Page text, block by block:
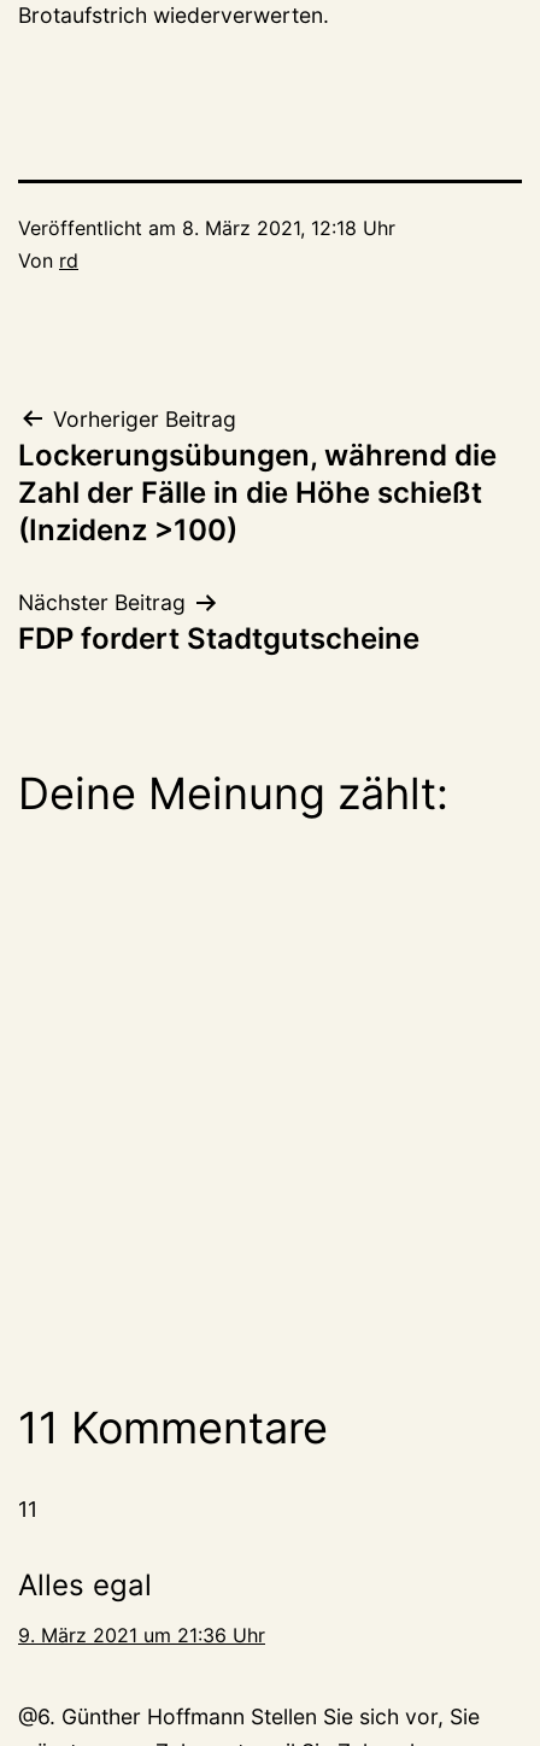
Brotaufstrich wiederverwerten.
Veröffentlicht am 8. März 2021, 12:18 Uhr
Von rd
Beitragsnavigation
Vorheriger Beitrag
Lockerungsübungen, während die
Zahl der Fälle in die Höhe schießt
(Inzidenz >100)
Nächster Beitrag
FDP fordert Stadtgutscheine
Deine Meinung zählt:
11 Kommentare
11
Alles egal
9. März 2021 um 21:36 Uhr
@6. Günther Hoffmann Stellen Sie sich vor, Sie